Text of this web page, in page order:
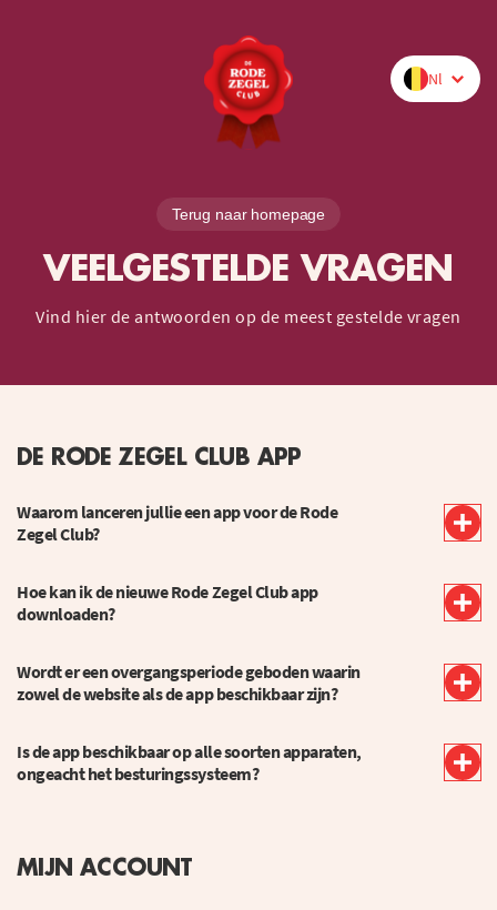
Nl
Terug naar homepage
VEELGESTELDE VRAGEN
Vind hier de antwoorden op de meest gestelde vragen
DE RODE ZEGEL CLUB APP
Waarom lanceren jullie een app voor de Rode
Zegel Club?
Hoe kan ik de nieuwe Rode Zegel Club app
downloaden?
Wordt er een overgangsperiode geboden waarin
zowel de website als de app beschikbaar zijn?
Is de app beschikbaar op alle soorten apparaten,
ongeacht het besturingssysteem?
MIJN ACCOUNT